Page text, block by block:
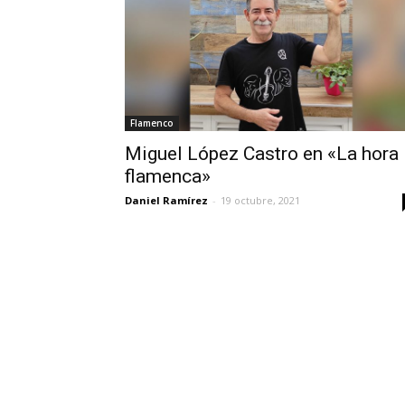
Flamenco
Miguel López Castro en «La hora
flamenca»
Daniel Ramírez - 19 octubre, 2021